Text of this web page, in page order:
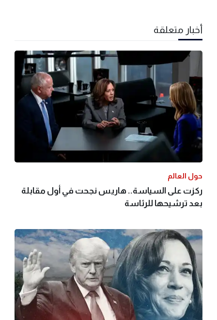
أخبار متعلقة
حول العالم
ركزت على السياسة.. هاريس نجحت في أول مقابلة
بعد ترشيحها للرئاسة